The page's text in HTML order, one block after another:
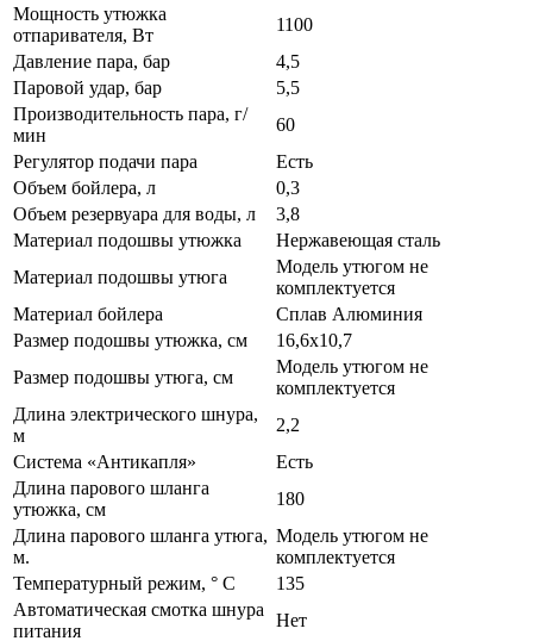
Мощность утюжка
отпаривателя, Вт
1100
Давление пара, бар
4,5
Паровой удар, бар
5,5
Производительность пара, г/
мин
60
Регулятор подачи пара
Есть
Объем бойлера, л
0,3
Объем резервуара для воды, л
3,8
Материал подошвы утюжка
Нержавеющая сталь
Материал подошвы утюга
Модель утюгом не
комплектуется
Материал бойлера
Сплав Алюминия
Размер подошвы утюжка, см
16,6х10,7
Размер подошвы утюга, см
Модель утюгом не
комплектуется
Длина электрического шнура,
м
2,2
Система «Антикапля»
Есть
Длина парового шланга
утюжка, см
180
Длина парового шланга утюга,
м.
Модель утюгом не
комплектуется
Температурный режим, ° С
135
Автоматическая смотка шнура
питания
Нет